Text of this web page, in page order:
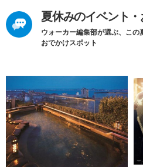
夏休みのイベント
ウォーカー編集部が選ぶ、この
おでかけスポット